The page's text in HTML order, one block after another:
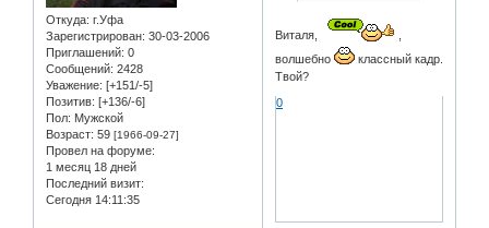
Откуда: г.Уфа
Зарегистрирован: 30-03-2006
Приглашений: 0
Сообщений: 2428
Уважение: [+151/-5]
Позитив: [+136/-6]
Пол: Мужской
Возраст: 59 [1966-09-27]
Провел на форуме:
1 месяц 18 дней
Последний визит:
Сегодня 14:11:35
Виталя,
волшебно
классный кадр.
Твой?
0